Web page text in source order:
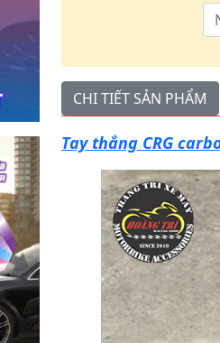
CHI TIẾT SẢN PHẨM
Tay thắng CRG